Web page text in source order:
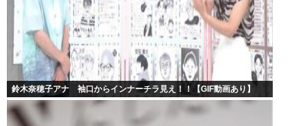
鈴木奈穂子アナ 袖口からインナーチラ見え！！【GIF動画あり】